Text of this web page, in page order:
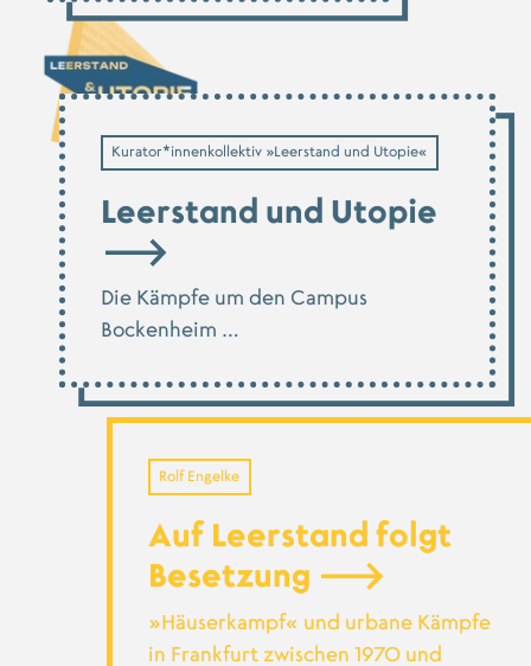
Kurator*innenkollektiv »Leerstand und Utopie«
Leerstand und Utopie
Die Kämpfe um den Campus
Bockenheim …
Rolf Engelke
Auf Leerstand folgt
Besetzung
»Häuserkampf« und urbane Kämpfe
in Frankfurt zwischen 1970 und